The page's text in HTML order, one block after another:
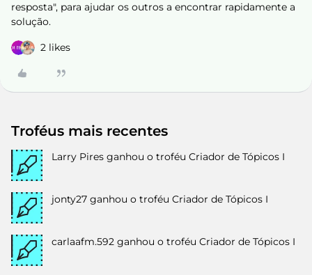
resposta", para ajudar os outros a encontrar rapidamente a
solução.
2 likes
Troféus mais recentes
Larry Pires ganhou o troféu Criador de Tópicos I
jonty27 ganhou o troféu Criador de Tópicos I
carlaafm.592 ganhou o troféu Criador de Tópicos I